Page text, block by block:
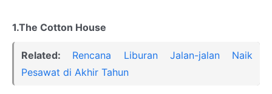
1.The Cotton House
Related: Rencana Liburan Jalan-jalan Naik
Pesawat di Akhir Tahun